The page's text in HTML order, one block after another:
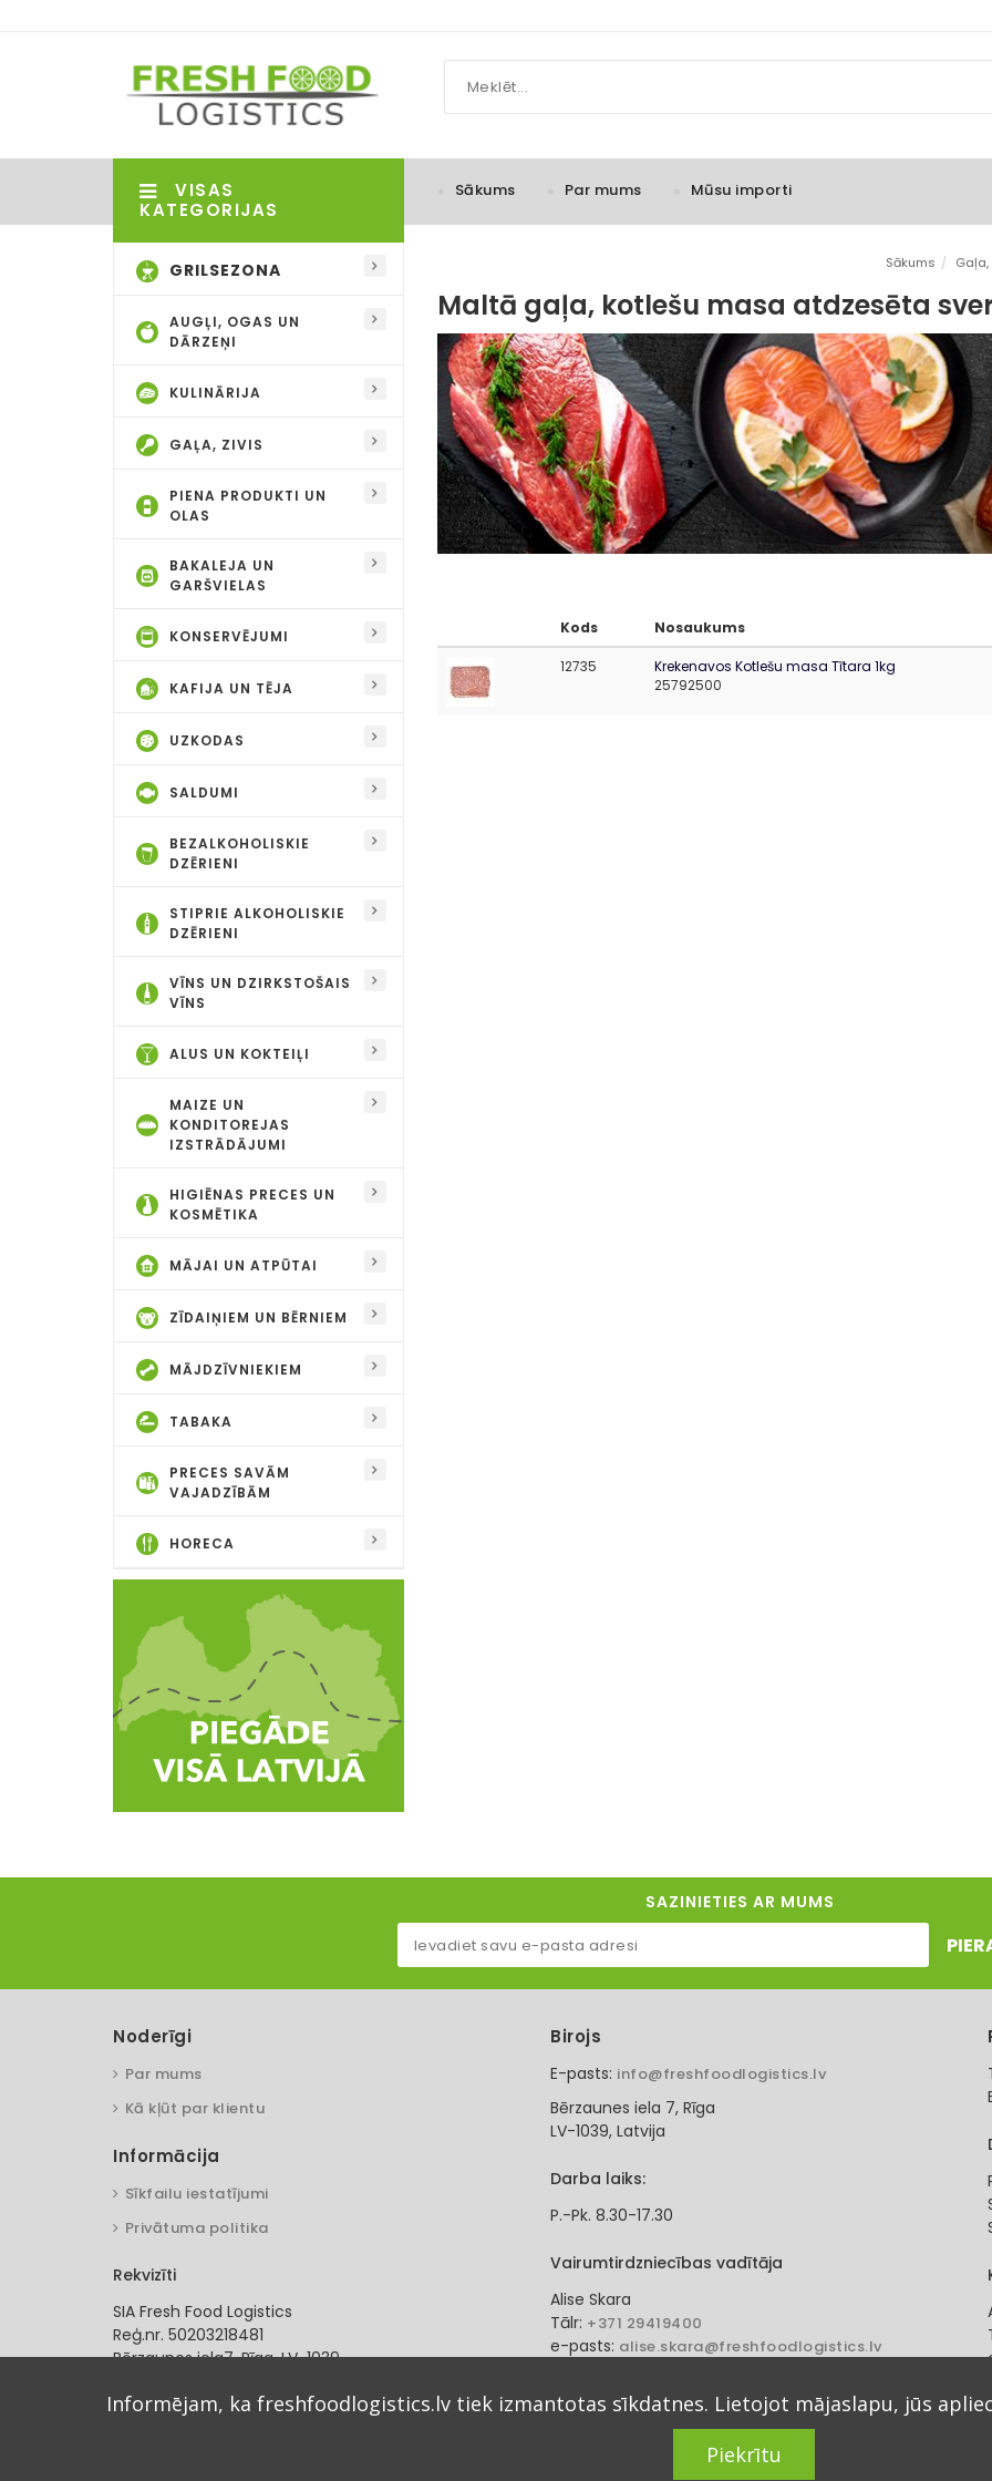
VISAS
KATEGORIJAS
GRILSEZONA
AUGĻI, OGAS UN
DĀRZEŅI
KULINĀRIJA
GAĻA, ZIVIS
PIENA PRODUKTI UN
OLAS
BAKALEJA UN
GARŠVIELAS
KONSERVĒJUMI
KAFIJA UN TĒJA
UZKODAS
SALDUMI
BEZALKOHOLISKIE
DZĒRIENI
STIPRIE ALKOHOLISKIE
DZĒRIENI
VĪNS UN DZIRKSTOŠAIS
VĪNS
ALUS UN KOKTEIĻI
MAIZE UN
KONDITOREJAS
IZSTRĀDĀJUMI
HIGIĒNAS PRECES UN
KOSMĒTIKA
MĀJAI UN ATPŪTAI
ZĪDAIŅIEM UN BĒRNIEM
MĀJDZĪVNIEKIEM
TABAKA
PRECES SAVĀM
VAJADZĪBĀM
HORECA
Sākums Par mums Mūsu importi
Sākums / Gaļa,
Maltā gaļa, kotlešu masa atdzesēta
Kods Nosaukums
12735
Krekenavos Kotlešu masa Tītara 1kg
25792500
SAZINIETIES AR MUMS
Noderīgi
Par mums
Kā kļūt par klientu
Informācija
Sīkfailu iestatījumi
Privātuma politika
Rekvizīti
SIA Fresh Food Logistics
Reģ.nr. 50203218481
Bērzaunes iela7, Rīga. LV-1039
LV54UNLA0055001235489
Birojs
E-pasts: info@freshfoodlogistics.lv
Bērzaunes iela 7, Rīga
LV-1039, Latvija
Darba laiks:
P.-Pk. 8.30-17.30
Vairumtirdzniecības vadītāja
Alise Skara
Tālr: +371 29419400
e-pasts: alise.skara@freshfoodlogistics.lv
Informējam, ka freshfoodlogistics.lv tiek izmantotas sīkdatnes. Lietojot mājaslapu, jūs
Piekrītu